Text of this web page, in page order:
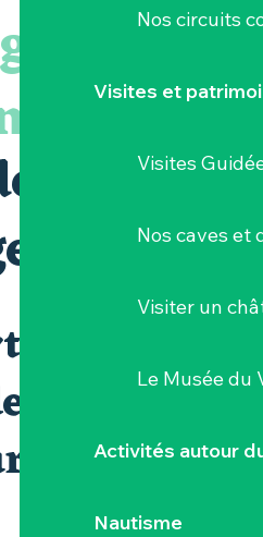
Nos circuits
Visites et
Visites
Nos caves et
Visiter un
Le Musée du
Activités autour
Nautisme
Visite guidée du site
jardin pittoresque »
d'Italie » Thomas Jorion
du marais de Goulaine
- XXe sièclesde
et